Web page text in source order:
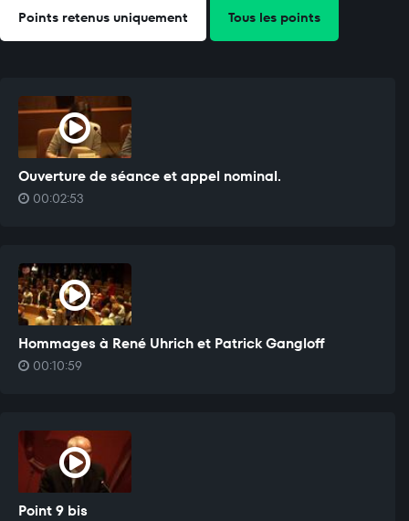
Points retenus uniquement Tous les points
Ouverture de séance et appel nominal.
00:02:53
Hommages à René Uhrich et Patrick Gangloff
00:10:59
Point 9 bis